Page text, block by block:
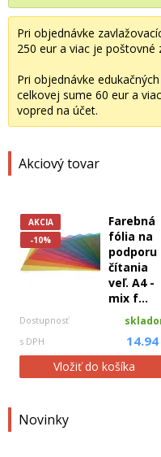
Pri objednávke
250 eur a viac je poštovné
Pri objednávke
celkovej sume 60 eur a
vopred na účet.
Akciový tovar
AKCIA
-10%
Farebná
fólia na
podporu
čítania
veľ. A4 -
mix f...
Dostupnosť
s DPH
Vložiť do košíka
Novinky